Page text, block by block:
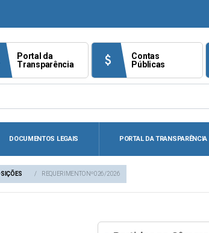
Portal da
Transparência
attach_money
Contas
Públicas
DOCUMENTOS LEGAIS PORTAL DA TRANSPARÊNCIA
REQUERIMENTO Nº 026/2026